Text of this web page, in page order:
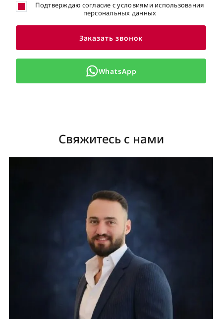
Подтверждаю согласие с условиями использования
персональных данных
Заказать звонок
WhatsApp
Свяжитесь с нами